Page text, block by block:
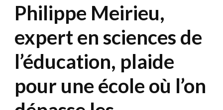
Philippe Meirieu,
expert en sciences de
l’éducation, plaide
pour une école où l’on